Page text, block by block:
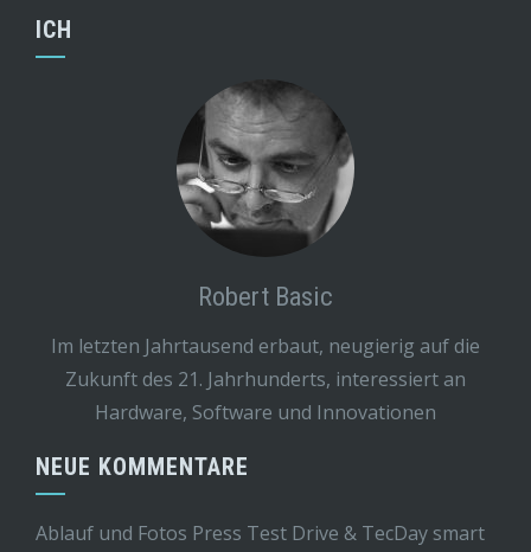
ICH
Robert Basic
Im letzten Jahrtausend erbaut, neugierig auf die
Zukunft des 21. Jahrhunderts, interessiert an
Hardware, Software und Innovationen
NEUE KOMMENTARE
Ablauf und Fotos Press Test Drive & TecDay smart